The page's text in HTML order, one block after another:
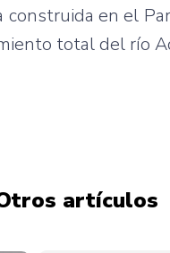
construida en el
total del río
artículos